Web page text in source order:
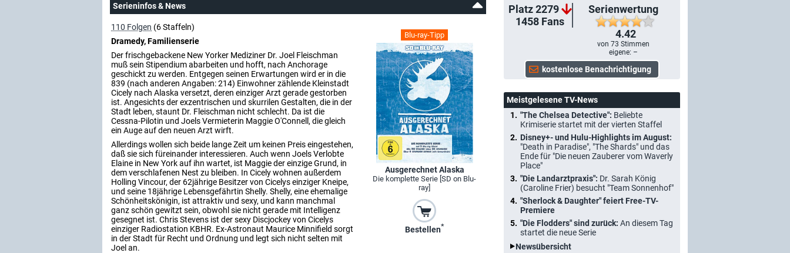
Platz 2279
1458 Fans
Serienwertung
4.42
von 73 Stimmen
eigene: –
Serieninfos & News
Blu-ray-Tipp
Ausgerechnet Alaska
Die komplette Serie [SD on Blu-
ray]
Bestellen*
110 Folgen (6 Staffeln)
Dramedy, Familienserie
Der frischgebackene New Yorker Mediziner Dr. Joel Fleischman
muß sein Stipendium abarbeiten und hofft, nach Anchorage
geschickt zu werden. Entgegen seinen Erwartungen wird er in die
839 (nach anderen Angaben: 214) Einwohner zählende Kleinstadt
Cicely nach Alaska versetzt, deren einziger Arzt gerade gestorben
ist. Angesichts der exzentrischen und skurrilen Gestalten, die in der
Stadt leben, staunt Dr. Fleischman nicht schlecht. Da ist die
Cessna-Pilotin und Joels Vermieterin Maggie O'Connell, die gleich
ein Auge auf den neuen Arzt wirft.
Allerdings wollen sich beide lange Zeit um keinen Preis eingestehen,
daß sie sich füreinander interessieren. Auch wenn Joels Verlobte
Elaine in New York auf ihn wartet, ist Maggie der einzige Grund, in
dem verschlafenen Nest zu bleiben. In Cicely wohnen außerdem
Holling Vincour, der 62jährige Besitzer von Cicelys einziger Kneipe,
und seine 18jährige Lebensgefährtin Shelly. Shelly, eine ehemalige
Schönheitskönigin, ist attraktiv und sexy, und kann manchmal
ganz schön gewitzt sein, obwohl sie nicht gerade mit Intelligenz
gesegnet ist. Chris Stevens ist der sexy Discjockey von Cicelys
einziger Radiostation KBHR. Ex-Astronaut Maurice Minnifield sorgt
in der Stadt für Recht und Ordnung und legt sich nicht selten mit
Joel an.
Meistgelesene TV-News
"The Chelsea Detective": Beliebte
Krimiserie startet mit der vierten Staffel
Disney+- und Hulu-Highlights im August:
"Death in Paradise", "The Shards" und das
Ende für "Die neuen Zauberer vom Waverly
Place"
"Die Landarztpraxis": Dr. Sarah König
(Caroline Frier) besucht "Team Sonnenhof"
"Sherlock & Daughter" feiert Free-TV-
Premiere
"Die Flodders" sind zurück: An diesem Tag
startet die neue Serie
Newsübersicht